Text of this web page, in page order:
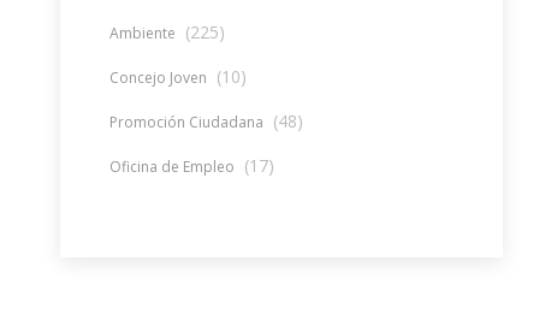
Ambiente (225)
Concejo Joven (10)
Promoción Ciudadana (48)
Oficina de Empleo (17)